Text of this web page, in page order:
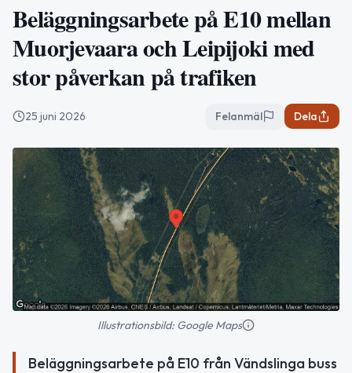
Beläggningsarbete på E10 mellan
Muorjevaara och Leipijoki med
stor påverkan på trafiken
25 juni 2026 Felanmäl Dela
Illustrationsbild: Google Maps
Beläggningsarbete på E10 från Vändslinga buss